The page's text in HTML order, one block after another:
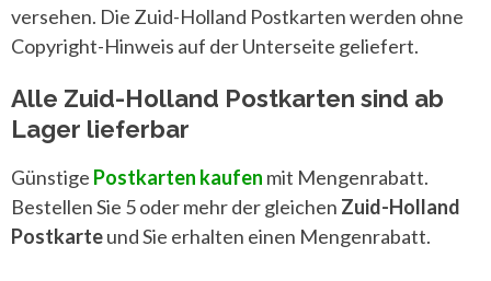
versehen. Die Zuid-Holland Postkarten werden ohne
Copyright-Hinweis auf der Unterseite geliefert.
Alle Zuid-Holland Postkarten sind ab
Lager lieferbar
Günstige Postkarten kaufen mit Mengenrabatt.
Bestellen Sie 5 oder mehr der gleichen Zuid-Holland
Postkarteund Sie erhalten einen Mengenrabatt.